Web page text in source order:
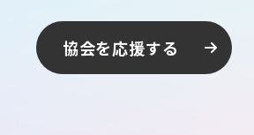
協会を応援する